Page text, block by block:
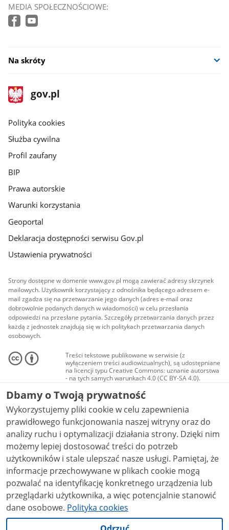
MEDIA SPOŁECZNOŚCIOWE:
Na skróty
stopka
gov.pl
Strona
gov.pl
gov.pl
Polityka cookies
Służba cywilna
Profil zaufany
BIP
Prawa autorskie
Warunki korzystania
Geoportal
Deklaracja dostępności serwisu Gov.pl
Ustawienia prywatności
Strony dostępne w domenie www.gov.pl mogą zawierać adresy skrzynek
mailowych. Użytkownik korzystający z odnośnika będącego adresem e-
mail zgadza się na przetwarzanie jego danych (adres e-mail oraz
dobrowolnie podanych danych w wiadomości) w celu przesłania
odpowiedzi na przesłane pytania. Szczegóły przetwarzania danych przez
każdą z jednostek znajdują się w ich politykach przetwarzania danych
osobowych.
Treści tekstowe publikowane w serwisie (z
wyłączeniem treści audiowizualnych), są udostępniane
na licencji typu Creative Commons: uznanie autorstwa
- na tych samych warunkach 4.0 (CC BY-SA 4.0).
Materiały audiowizualne, w tym zdjęcia, materiały
audio i wideo, są udostępniane na licencji typu
Creative Commons: uznanie autorstwa użycie
niekomercyjne - bez utworów zależnych 4.0 (CC BY-
NC-ND 4.0), o ile nie jest to stwierdzone inaczej.
Dbamy o Twoją prywatność
Wykorzystujemy pliki cookie w celu zapewnienia
prawidłowego funkcjonowania naszej witryny oraz do
analizy ruchu i optymalizacji działania strony. Dzięki nim
możemy lepiej dostosować treści do potrzeb
użytkowników i stale ulepszać nasze usługi. Pamiętaj, że
informacje przechowywane w plikach cookie mogą
pozwalać na identyfikację konkretnego urządzenia lub
przeglądarki użytkownika, a więc potencjalnie stanowić
dane osobowe. Polityka cookies